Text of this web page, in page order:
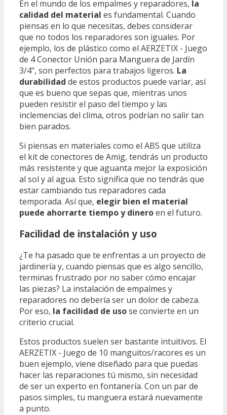
En el mundo de los empalmes y reparadores, la
calidad del material es fundamental. Cuando
piensas en lo que necesitas, debes considerar
que no todos los reparadores son iguales. Por
ejemplo, los de plástico como el AERZETIX - Juego
de 4 Conector Unión para Manguera de Jardín
3/4", son perfectos para trabajos ligeros. La
durabilidad de estos productos puede variar, así
que es bueno que sepas que, mientras unos
pueden resistir el paso del tiempo y las
inclemencias del clima, otros podrían no salir tan
bien parados.
Si piensas en materiales como el ABS que utiliza
el kit de conectores de Amig, tendrás un producto
más resistente y que aguanta mejor la exposición
al sol y al agua. Esto significa que no tendrás que
estar cambiando tus reparadores cada
temporada. Así que, elegir bien el material
puede ahorrarte tiempo y dineroen el futuro.
Facilidad de instalación y uso
¿Te ha pasado que te enfrentas a un proyecto de
jardinería y, cuando piensas que es algo sencillo,
terminas frustrado por no saber cómo encajar
las piezas? La instalación de empalmes y
reparadores no debería ser un dolor de cabeza.
Por eso, la facilidad de usose convierte en un
criterio crucial.
Estos productos suelen ser bastante intuitivos. El
AERZETIX - Juego de 10 manguitos/racores es un
buen ejemplo, viene diseñado para que puedas
hacer las reparaciones tú mismo, sin necesidad
de ser un experto en fontanería. Con un par de
pasos simples, tu manguera estará nuevamente
a punto.